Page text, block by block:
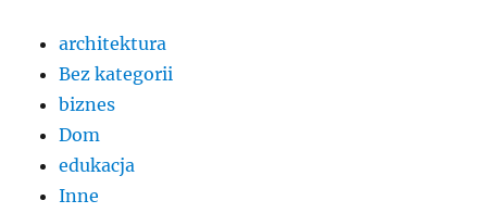
architektura
Bez kategorii
biznes
Dom
edukacja
Inne